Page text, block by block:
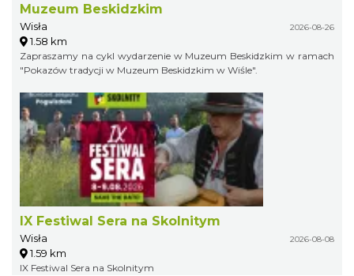
Muzeum Beskidzkim
Wisła 2026-08-26
1.58 km
Zapraszamy na cykl wydarzenie w Muzeum Beskidzkim w ramach
"Pokazów tradycji w Muzeum Beskidzkim w Wiśle".
IX Festiwal Sera na Skolnitym
Wisła 2026-08-08
1.59 km
IX Festiwal Sera na Skolnitym